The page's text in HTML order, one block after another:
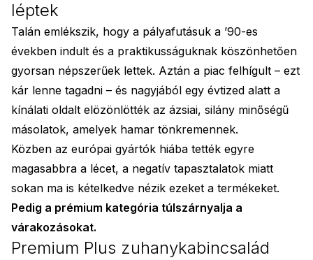
léptek
Talán emlékszik, hogy a pályafutásuk a ’90-es
években indult és a praktikusságuknak köszönhetően
gyorsan népszerűek lettek. Aztán a piac felhígult – ezt
kár lenne tagadni – és nagyjából egy évtized alatt a
kínálati oldalt elözönlötték az ázsiai, silány minőségű
másolatok, amelyek hamar tönkremennek.
Közben az európai gyártók hiába tették egyre
magasabbra a lécet, a negatív tapasztalatok miatt
sokan ma is kételkedve nézik ezeket a termékeket.
Pedig a prémium kategória túlszárnyalja a
várakozásokat.
Premium Plus zuhanykabincsalád